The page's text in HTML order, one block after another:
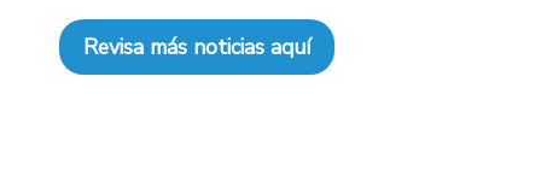
Revisa más noticias aquí